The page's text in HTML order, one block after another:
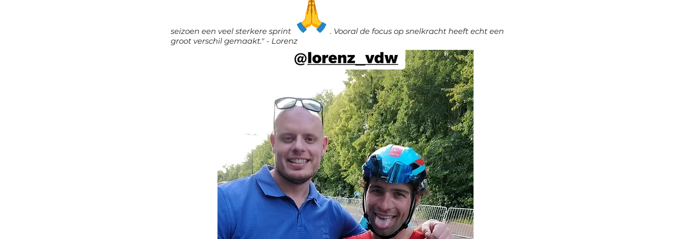
seizoen een veel sterkere sprint
. Vooral de focus op snelkracht heeft echt een
groot verschil gemaakt." - Lorenz